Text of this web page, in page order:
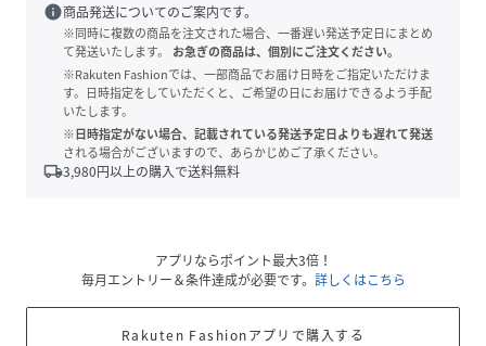
info商品発送についてのご案内です。
※同時に複数の商品を注文された場合、一番遅い発送予定日にまとめ
て発送いたします。
お急ぎの商品は、個別にご注文ください。
※Rakuten Fashionでは、一部商品でお届け日時をご指定いただけま
す。日時指定をしていただくと、ご希望の日にお届けできるよう手配
いたします。
※日時指定がない場合、記載されている発送予定日よりも遅れて発送
される場合がございますので、あらかじめご了承ください。
local_shipping3,980円以上の購入で送料無料
アプリならポイント最大3倍！
毎月エントリー＆条件達成が必要です。 詳しくはこちら
Rakuten Fashionアプリで購入する